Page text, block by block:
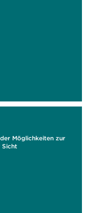
Möglichkeiten zur
Sicht